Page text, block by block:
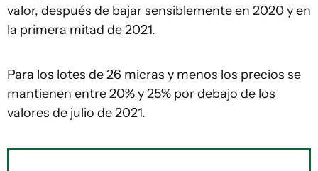
valor, después de bajar sensiblemente en 2020 y en
la primera mitad de 2021.
Para los lotes de 26 micras y menos los precios se
mantienen entre 20% y 25% por debajo de los
valores de julio de 2021.